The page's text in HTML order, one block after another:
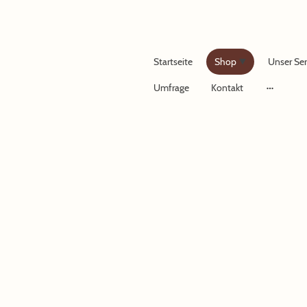
Startseite Shop Unser
Umfrage Kontakt